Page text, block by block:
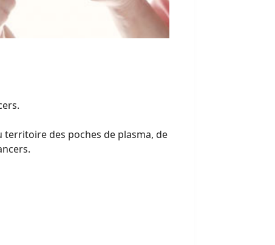
territoire des poches de plasma, de